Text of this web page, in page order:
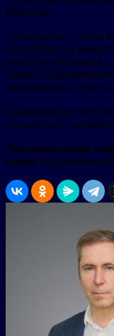
Красных.
«Зазеркалье» – один
Петербурга. В
взрослые спектакли
также
абонементные циклы
Традиционно
московскому времени.
Дополнительная
сайте: http://